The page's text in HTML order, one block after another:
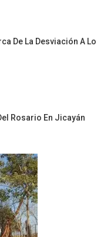
De La Desviación A Lo
Rosario En Jicayán